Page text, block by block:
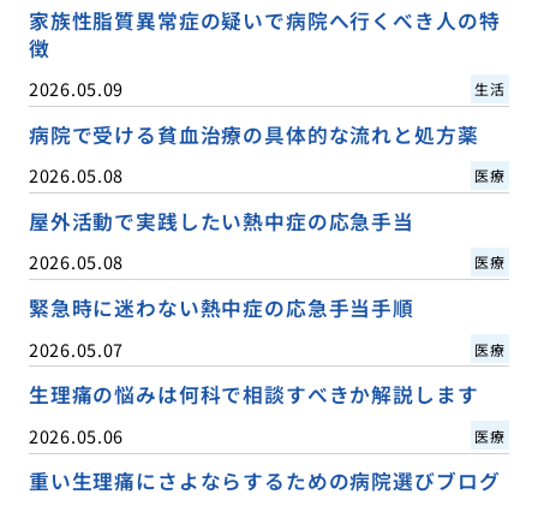
家族性脂質異常症の疑いで病院へ行くべき人の特
徴
2026.05.09 生活
病院で受ける貧血治療の具体的な流れと処方薬
2026.05.08 医療
屋外活動で実践したい熱中症の応急手当
2026.05.08 医療
緊急時に迷わない熱中症の応急手当手順
2026.05.07 医療
生理痛の悩みは何科で相談すべきか解説します
2026.05.06 医療
重い生理痛にさよならするための病院選びブログ